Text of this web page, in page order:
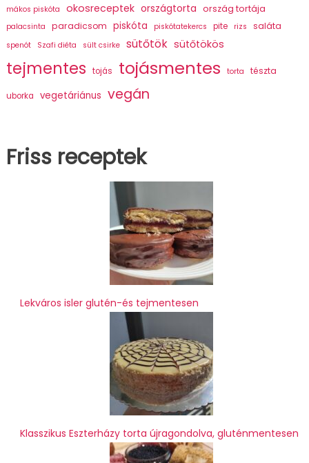
mákos piskóta okosreceptek országtorta ország tortája
palacsinta paradicsom piskóta piskótatekercs pite rizs saláta
spenót Szafi diéta sült csirke sütőtök sütőtökös
tejmentes tojás tojásmentes torta tészta
uborka vegetáriánus vegán
Friss receptek
Lekváros isler glutén-és tejmentesen
Klasszikus Eszterházy torta újragondolva, gluténmentesen